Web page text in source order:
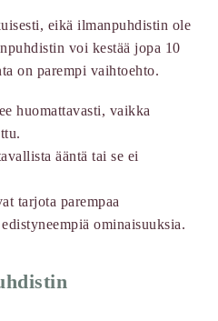
eikä ilmanpuhdistin ole
voi kestää jopa 10
on parempi vaihtoehto.
huomattavasti, vaikka
ääntä tai se ei
tarjota parempaa
ominaisuuksia.